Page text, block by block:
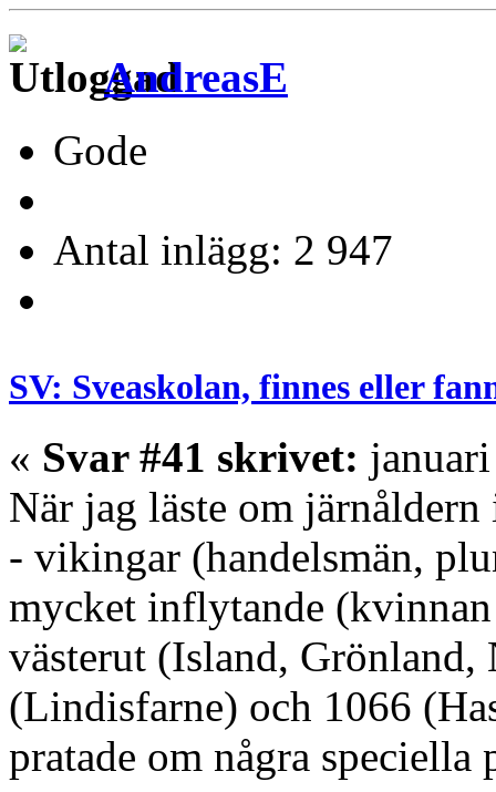
AndreasE
Gode
Antal inlägg: 2 947
SV: Sveaskolan, finnes eller
« Svar #41 skrivet:
När jag läste om
- vikingar (handelsmän,
mycket inflytande
västerut (Island,
(Lindisfarne) och 1066
pratade om några